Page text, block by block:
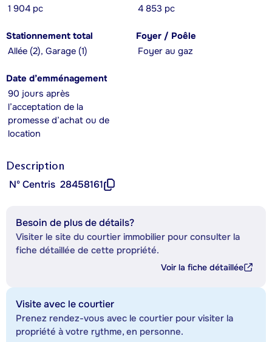
1 904 pc
4 853 pc
Stationnement total
Allée (2), Garage (1)
Foyer / Poêle
Foyer au gaz
Date d’emménagement
90 jours après
l’acceptation de la
promesse d’achat ou de
location
Description
Nº Centris 28458161
Besoin de plus de détails?
Visiter le site du courtier immobilier pour consulter la
fiche détaillée de cette propriété.
Voir la fiche détaillée
Visite avec le courtier
Prenez rendez-vous avec le courtier pour visiter la
propriété à votre rythme, en personne.